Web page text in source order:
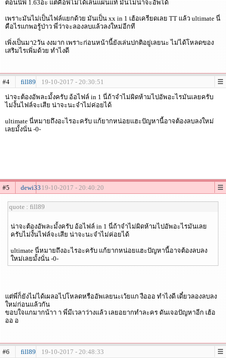
ตอนนี้พี่ 1.63อะ แต่คือพี่ไม่ได้เล่นแผ่นแท้ มันไม่น่าจะอัพได้
เพราะมันไม่เป็นไฟล์แยกด้วย มันเป็น xx in 1 เฮ้อเครียดเลย TT แล้ว ultimate นี่
คือไรแกพอรู้ป่าว พี่ว่าจะลองลบแล้วลงใหม่อีกที
เพิ่งเป็นมา2วัน งงมาก เพราะก่อนหน้านี้ยังเล่นปกติอยู่เลยนะ ไม่ได้โหลดของ
เสริมไรเพิ่มด้วย ทำไงดี
#4 fill89
19-10-2017 - 20:30:51
น่าจะต้องอัพละมั้งครับ อ้อไฟล์ in 1 นี่ถ้าจำไม่ผิดห้ามไปอัพอะไรมันเลยครับ
ไม่งั้นไฟล์จะเสีย น่าจะนะจำไม่ค่อยได้
ultimate นี่หมายถึงอะไรอะครับ แก้ยากหน่อยแฮะปัญหานี้อาจต้องลบลงใหม่
เลยมั้งนั่น -0-
#5 dewi33 19-10-2017 - 20:40:20
quote : fill89
น่าจะต้องอัพละมั้งครับ อ้อไฟล์ in 1 นี่ถ้าจำไม่ผิดห้ามไปอัพอะไรมันเลย
ครับไม่งั้นไฟล์จะเสีย น่าจะนะจำไม่ค่อยได้
ultimate นี่หมายถึงอะไรอะครับ แก้ยากหน่อยแฮะปัญหานี้อาจต้องลบลง
ใหม่เลยมั้งนั่น -0-
แต่พี่ก็ยังไม่ได้เผลอไปโหลดหรืออัพเลยนะเว้ยแก งือออ ทำไงดี เดี๋ยวลองลบลง
ใหม่ก่อนแล้วกัน
ขอบใจแกมากน้าา า พี่มีเวลาว่างแล้ว เลยอยากทำละคร ดันเจอปัญหาอีก เฮ้อ
ออ อ
#6 fill89
19-10-2017 - 20:48:33